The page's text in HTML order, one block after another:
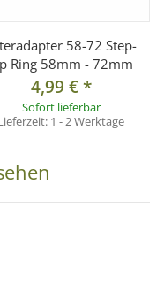
58-72 Step-
Ring 58mm - 72mm
4,99 €*
Sofort lieferbar
1 - 2 Werktage